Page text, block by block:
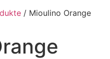
/ Mioulino Orange